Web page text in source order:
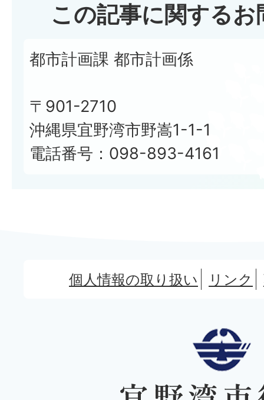
この記事に関する
都市計画課 都市計画係
〒901-2710
沖縄県宜野湾市野嵩1-1-1
電話番号：098-893-4161
個人情報の取り扱い リンク